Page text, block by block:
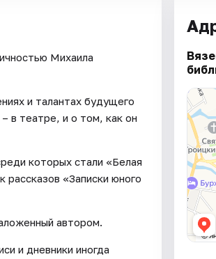
Михаила
и талантах будущего
в театре, и о том, как он
которых стали «Белая
«Записки юного
автором.
и дневники иногда